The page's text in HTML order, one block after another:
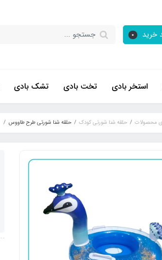
خرید 0
استخر بادی تخت بادی تشک بادی
محصولات حلقه شنا شورتی کودک حلقه شنا شورتی طرح طاووس